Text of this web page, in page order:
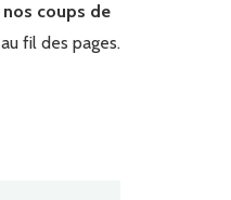
nos coups de
au fil des pages.